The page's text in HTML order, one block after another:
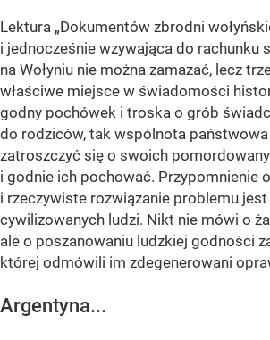
Lektura „Dokumentów zbrodni
i jednocześnie wzywająca do rachunku
na Wołyniu nie można zamazać, lecz
właściwe miejsce w świadomości
godny pochówek i troska o grób
do rodziców, tak wspólnota
zatroszczyć się o swoich
i godnie ich pochować. Przypomnienie
i rzeczywiste rozwiązanie problemu
cywilizowanych ludzi. Nikt nie mówi o
ale o poszanowaniu ludzkiej godności
której odmówili im zdegenerowani
Argentyna...